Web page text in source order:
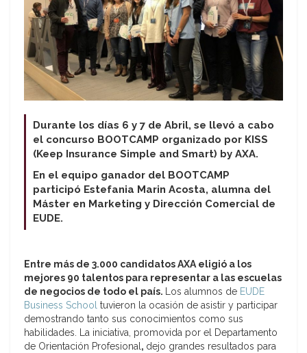
Durante los días 6 y 7 de Abril, se llevó a cabo
el concurso BOOTCAMP organizado por KISS
(Keep Insurance Simple and Smart) by AXA.
En el equipo ganador del BOOTCAMP
participó Estefania Marin Acosta, alumna del
Máster en Marketing y Dirección Comercial de
EUDE.
Entre más de 3.000 candidatos AXA eligió a los
mejores 90 talentos para representar a las escuelas
de negocios de todo el país.
Los alumnos de EUDE
Business School tuvieron la ocasión de asistir y participar
demostrando tanto sus conocimientos como sus
habilidades. La iniciativa, promovida por el Departamento
de Orientación Profesional , dejo grandes resultados para